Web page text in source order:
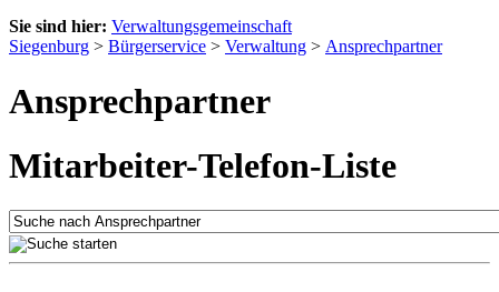
Sie sind hier: Verwaltungsgemeinschaft
Siegenburg > Bürgerservice > Verwaltung > Ansprechpartner
Ansprechpartner
Mitarbeiter-Telefon-Liste